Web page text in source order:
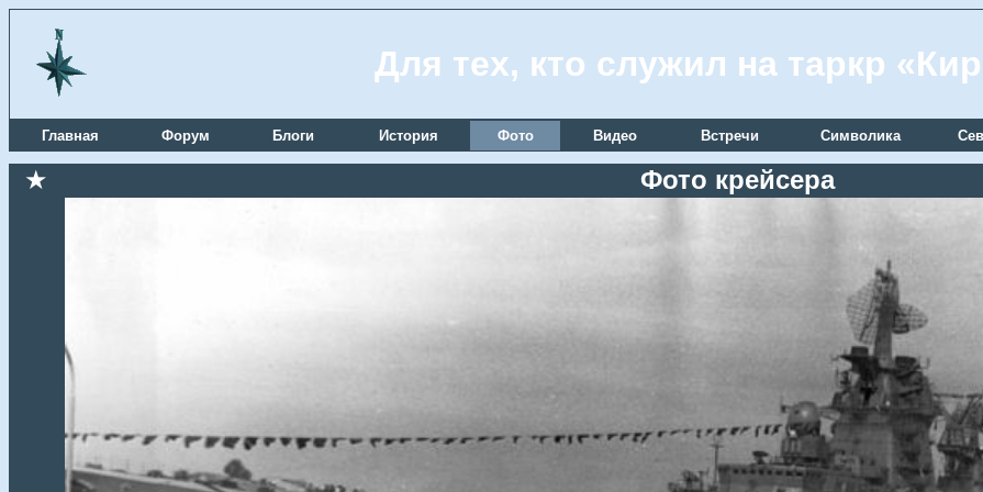
Для тех, кто служил на таркр
Главная Форум Блоги История Фото Видео Встречи Символика
★ Фото крейсера